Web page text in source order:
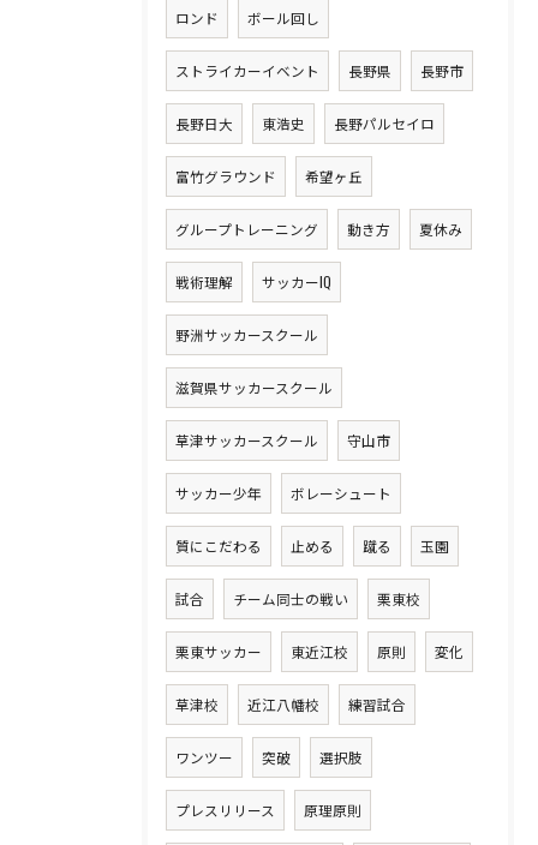
ロンド ボール回し
ストライカーイベント 長野県 長野市
長野日大 東浩史 長野パルセイロ
富竹グラウンド 希望ヶ丘
グループトレーニング 動き方 夏休み
戦術理解 サッカーIQ
野洲サッカースクール
滋賀県サッカースクール
草津サッカースクール 守山市
サッカー少年 ボレーシュート
質にこだわる 止める 蹴る 玉園
試合 チーム同士の戦い 栗東校
栗東サッカー 東近江校 原則 変化
草津校 近江八幡校 練習試合
ワンツー 突破 選択肢
プレスリリース 原理原則